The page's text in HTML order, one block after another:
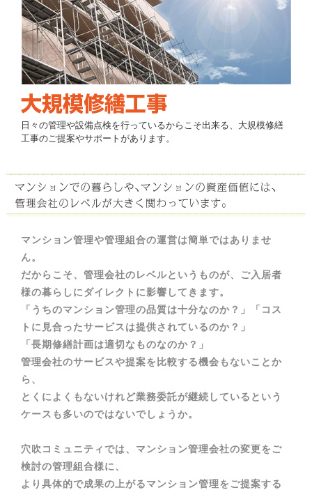
日々の管理や設備点検を行っているからこそ出来る、大規模修繕
工事のご提案やサポートがあります。
マンション管理や管理組合の運営は簡単ではありませ
ん。
だからこそ、管理会社のレベルというものが、ご入居者
様の暮らしにダイレクトに影響してきます。
「うちのマンション管理の品質は十分なのか？」「コス
トに見合ったサービスは提供されているのか？」
「長期修繕計画は適切なものなのか？」
管理会社のサービスや提案を比較する機会もないことか
ら、
とくによくもないけれど業務委託が継続しているという
ケースも多いのではないでしょうか。
穴吹コミュニティでは、マンション管理会社の変更をご
検討の管理組合様に、
より具体的で成果の上がるマンション管理をご提案する